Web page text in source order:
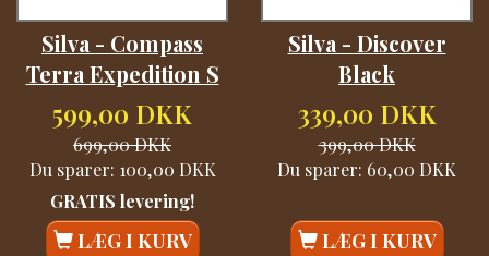
Silva - Compass
Terra Expedition S
599,00 DKK
699,00 DKK
Du sparer: 100,00 DKK
GRATIS levering!
LÆG I KURV
Silva - Discover
Black
339,00 DKK
399,00 DKK
Du sparer: 60,00 DKK
LÆG I KURV